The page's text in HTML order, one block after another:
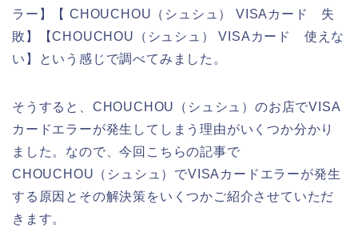
ラー】【 CHOUCHOU（シュシュ） VISAカード 失
敗】【CHOUCHOU（シュシュ） VISAカード 使えな
い】という感じで調べてみました。
そうすると、CHOUCHOU（シュシュ）のお店でVISA
カードエラーが発生してしまう理由がいくつか分かり
ました。なので、今回こちらの記事で
CHOUCHOU（シュシュ）でVISAカードエラーが発生
する原因とその解決策をいくつかご紹介させていただ
きます。